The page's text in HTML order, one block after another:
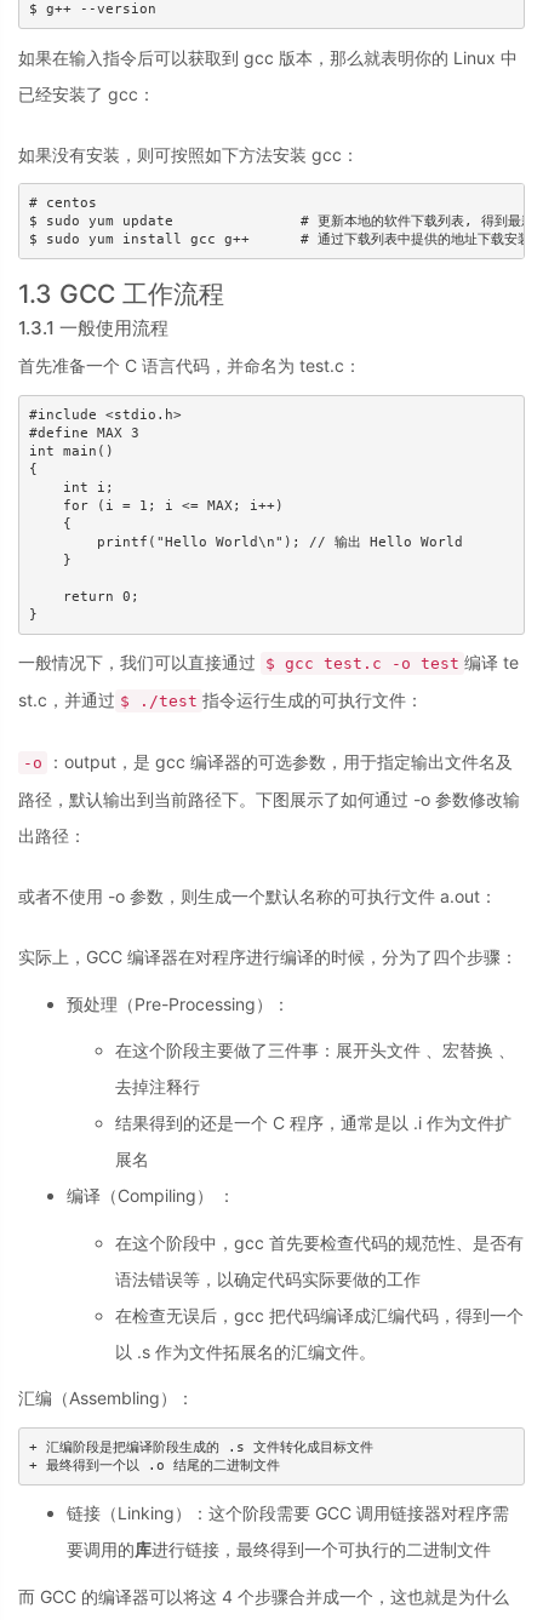
$ g++ --version
如果在输入指令后可以获取到 gcc 版本，那么就表明你的 Linux 中
已经安装了 gcc：
如果没有安装，则可按照如下方法安装 gcc：
# centos
$ sudo yum update   		# 更新本地的软件下载列表, 得到最新的下载地址
$ sudo yum install gcc g++	# 通过下载列表中提供的地址下
1.3 GCC 工作流程
1.3.1 一般使用流程
首先准备一个 C 语言代码，并命名为 test.c：
#include <stdio.h>
#define MAX 3
int main()
{
    int i;
    for (i = 1; i <= MAX; i++)
    {
        printf("Hello World\n"); // 输出 Hello World
    }
    return 0;
}
一般情况下，我们可以直接通过 $ gcc test.c -o test 编译 te
st.c，并通过 $ ./test 指令运行生成的可执行文件：
-o
：output，是 gcc 编译器的可选参数，用于指定输出文件名及
路径，默认输出到当前路径下。下图展示了如何通过 -o 参数修改输
出路径：
或者不使用 -o 参数，则生成一个默认名称的可执行文件 a.out：
实际上，GCC 编译器在对程序进行编译的时候，分为了四个步骤：
预处理（Pre-Processing）：
在这个阶段主要做了三件事：展开头文件 、宏替换 、
去掉注释行
结果得到的还是一个 C 程序，通常是以 .i 作为文件扩
展名
编译（Compiling） ：
在这个阶段中，gcc 首先要检查代码的规范性、是否有
语法错误等，以确定代码实际要做的工作
在检查无误后，gcc 把代码编译成汇编代码，得到一个
以 .s 作为文件拓展名的汇编文件。
汇编（Assembling）：
+ 汇编阶段是把编译阶段生成的 .s 文件转化成目标文件
+ 最终得到一个以 .o 结尾的二进制文件
链接（Linking）：这个阶段需要 GCC 调用链接器对程序需
要调用的库进行链接，最终得到一个可执行的二进制文件
而 GCC 的编译器可以将这 4 个步骤合并成一个，这也就是为什么